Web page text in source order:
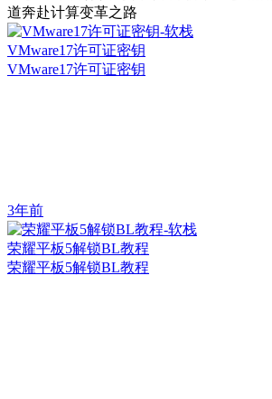
道奔赴计算变革之路
VMware17许可证密钥
VMware17许可证密钥
3年前
荣耀平板5解锁BL教程
荣耀平板5解锁BL教程